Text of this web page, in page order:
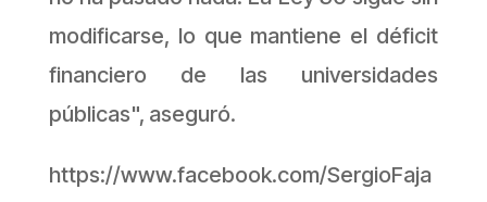
modificarse, lo que mantiene el déficit
financiero de las universidades
públicas", aseguró.
https://www.facebook.com/SergioFaja